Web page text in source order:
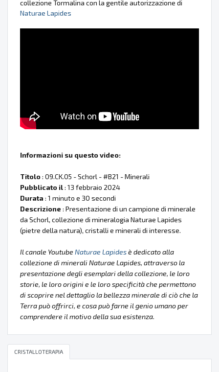
collezione Tormalina con la gentile autorizzazione di
Naturae Lapides
Informazioni su questo video:
Titolo: 09.CK.05 - Schorl - #B21 - Minerali
Pubblicato il: 13 febbraio 2024
Durata : 1 minuto e 30 secondi
Descrizione : Presentazione di un campione di minerale
da Schorl, collezione di mineralogia Naturae Lapides
(pietre della natura), cristalli e minerali di interesse.
Il canale Youtube Naturae Lapidesè dedicato alla
collezione di minerali Naturae Lapides, attraverso la
presentazione degli esemplari della collezione, le loro
storie, le loro origini e le loro specificità che permettono
di scoprire nel dettaglio la bellezza minerale di ciò che la
Terra può offrirci, e cosa può farne il genio umano per
comprendere il motivo della sua esistenza.
CRISTALLOTERAPIA